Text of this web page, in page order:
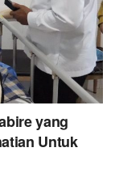
yang
Untuk